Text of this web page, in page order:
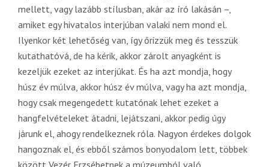
mellett, vagy lazább stílusban, akár az író lakásán –,
amiket egy hivatalos interjúban valaki nem mond el.
Ilyenkor két lehetőség van, így őrizzük meg és tesszük
kutathatóvá, de ha kérik, akkor zárolt anyagként is
kezeljük ezeket az interjúkat. És ha azt mondja, hogy
húsz év múlva, akkor húsz év múlva, vagy ha azt mondja,
hogy csak megengedett kutatónak lehet ezeket a
hangfelvételeket átadni, lejátszani, akkor pedig úgy
járunk el, ahogy rendelkeznek róla. Nagyon érdekes dolgok
hangoznak el, és ebből számos bonyodalom lett, többek
között Vezér Erzsébetnek a múzeumból való